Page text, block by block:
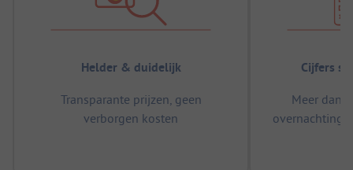
Helder & duidelijk
Transparante prijzen, geen
verborgen kosten
Cijfers
Meer dan